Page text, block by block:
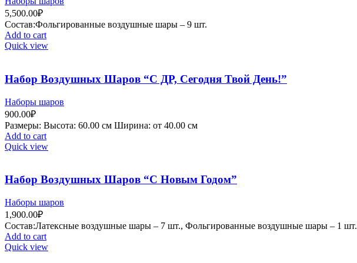
5,500.00₽
Состав:Фольгированные воздушные шары – 9 шт.
Add to cart
Quick view
Набор Воздушных Шаров “С ДР, Сегодня Твой День!”
Наборы шаров
900.00₽
Рaзмеры: Высота: 60.00 см Ширина: от 40.00 см
Add to cart
Quick view
Набор Воздушных Шаров “С Новым Годом”
Наборы шаров
1,900.00₽
Состав:Латексные воздушные шары – 7 шт., Фольгированные воздушные шары – 1 шт.
Add to cart
Quick view